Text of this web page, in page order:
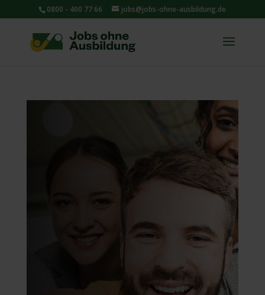
0800 - 400 77 66 jobs@jobs-ohne-ausbildung.de